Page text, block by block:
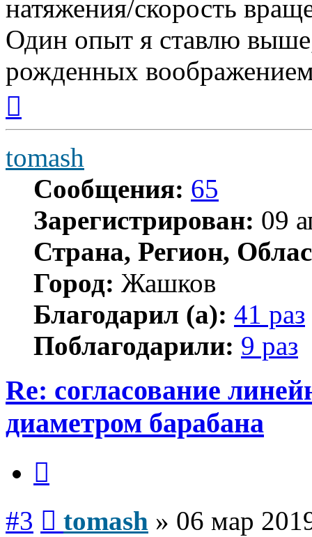
натяжения/скорость
Один опыт я ставлю
рожденных
началу
tomash
Сообщения: 65
Зарегистрирован: 09
Страна, Регион,
Город: Жашков
Благодарил (а): 41 раз
Поблагодарили: 9 раз
Re: согласование
диаметром барабана
#3 tomash » 06 мар